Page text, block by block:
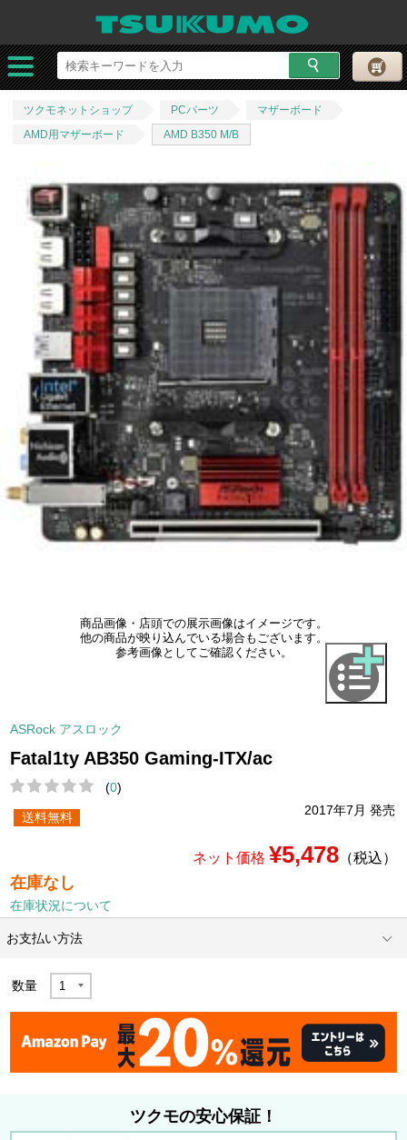
ツクモネットショップ PCパーツ
マザーボード
AMD用マザーボード
AMD B350 M/B
商品画像・店頭での展示画像はイメージです。
他の商品が映り込んでいる場合もございます。
参考画像としてご確認ください。
ASRock アスロック
Fatal1ty AB350 Gaming-ITX/ac
(0)
2017年7月 発売
送料無料
ネット価格 ¥5,478（税込）
在庫なし
在庫状況について
お支払い方法
数量
ツクモの安心保証！